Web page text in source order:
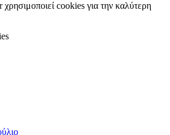
cookies για την καλύτερη